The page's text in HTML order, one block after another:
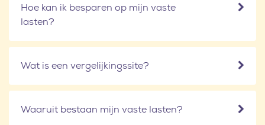
Hoe kan ik besparen op mijn vaste
lasten?
Wat is een vergelijkingssite?
Waaruit bestaan mijn vaste lasten?